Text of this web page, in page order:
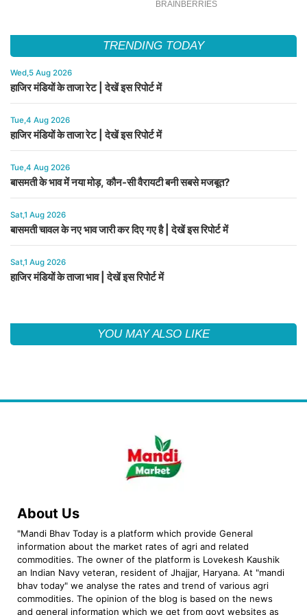
TRENDING TODAY
Wed,5 Aug 2026
हाजिर मंडियों के ताजा रेट | देखें इस रिपोर्ट में
Tue,4 Aug 2026
हाजिर मंडियों के ताजा रेट | देखें इस रिपोर्ट में
Tue,4 Aug 2026
बासमती के भाव में नया मोड़, कौन-सी वैरायटी बनी सबसे मजबूत?
Sat,1 Aug 2026
बासमती चावल के नए भाव जारी कर दिए गए है | देखें इस रिपोर्ट में
Sat,1 Aug 2026
हाजिर मंडियों के ताजा भाव | देखें इस रिपोर्ट में
YOU MAY ALSO LIKE
About Us
"Mandi Bhav Today is a platform which provide General
information about the market rates of agri and related
commodities. The owner of the platform is Lovekesh Kaushik
an Indian Navy veteran, resident of Jhajjar, Haryana. At "mandi
bhav today" we analyse the rates and trend of various agri
commodities. The opinion of the blog is based on the news
and general information which we get from govt websites as